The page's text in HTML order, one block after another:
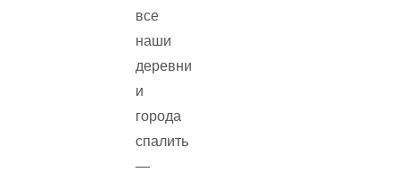
все
наши
деревни
и
города
спалить
—